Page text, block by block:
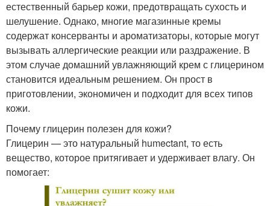
естественный барьер кожи, предотвращать сухость и
шелушение. Однако, многие магазинные кремы
содержат консерванты и ароматизаторы, которые могут
вызывать аллергические реакции или раздражение. В
этом случае домашний увлажняющий крем с глицерином
становится идеальным решением. Он прост в
приготовлении, экономичен и подходит для всех типов
кожи.
Почему глицерин полезен для кожи?
Глицерин — это натуральный humectant, то есть
вещество, которое притягивает и удерживает влагу. Он
помогает: